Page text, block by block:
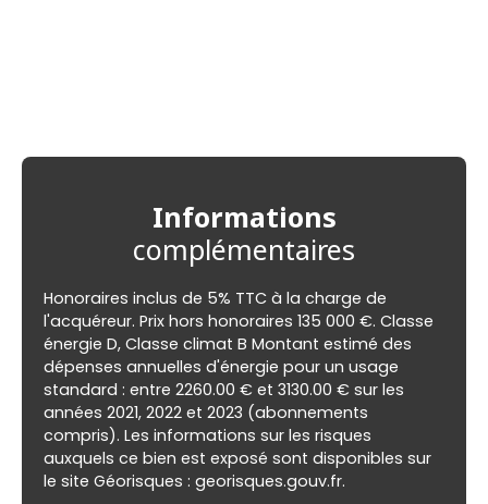
Informations
complémentaires
Honoraires inclus de 5% TTC à la charge de
l'acquéreur. Prix hors honoraires 135 000 €. Classe
énergie D, Classe climat B Montant estimé des
dépenses annuelles d'énergie pour un usage
standard : entre 2260.00 € et 3130.00 € sur les
années 2021, 2022 et 2023 (abonnements
compris). Les informations sur les risques
auxquels ce bien est exposé sont disponibles sur
le site Géorisques : georisques.gouv.fr.